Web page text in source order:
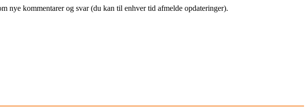
nye kommentarer og svar (du kan til enhver tid afmelde opdateringer).